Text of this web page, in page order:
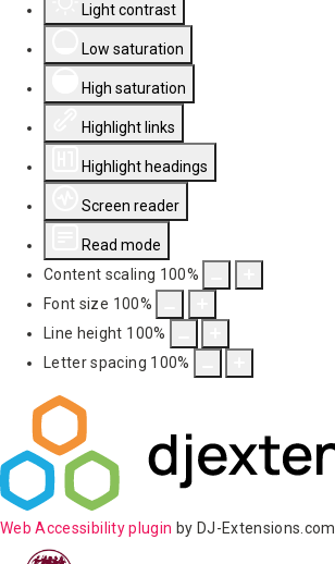
Light contrast
Low saturation
High saturation
Highlight links
Highlight headings
Screen reader
Read mode
Content scaling 100%
Font size 100%
Line height 100%
Letter spacing 100%
Web Accessibility plugin by DJ-Extensions.com